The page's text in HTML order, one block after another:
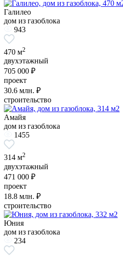
Галилео
дом из газоблока
943
470 м2
двухэтажный
705 000 ₽
проект
30.6 млн. ₽
строительство
Амайя
дом из газоблока
1455
314 м2
двухэтажный
471 000 ₽
проект
18.8 млн. ₽
строительство
Юния
дом из газоблока
234